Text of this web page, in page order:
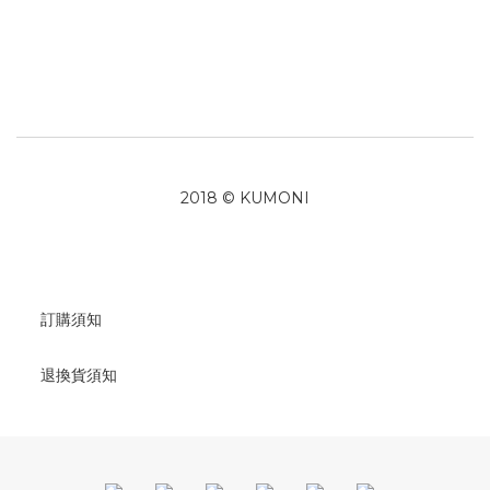
2018 © KUMONI
訂購須知
退換貨須知